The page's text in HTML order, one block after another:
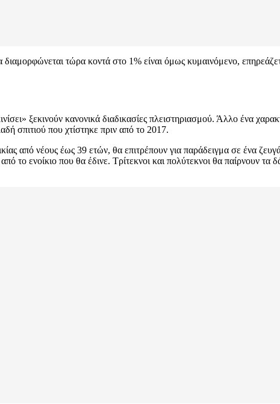
τώρα κοντά στο 1% είναι όμως κυμαινόμενο,
ξεκινούν κανονικά διαδικασίες πλειστηριασμού. Άλλο ένα
σπιτιού που χτίστηκε πριν από το 2017.
από νέους έως 39 ετών, θα επιτρέπουν για παράδειγμα σε ένα
το ενοίκιο που θα έδινε. Τρίτεκνοι και πολύτεκνοι θα παίρνουν τα